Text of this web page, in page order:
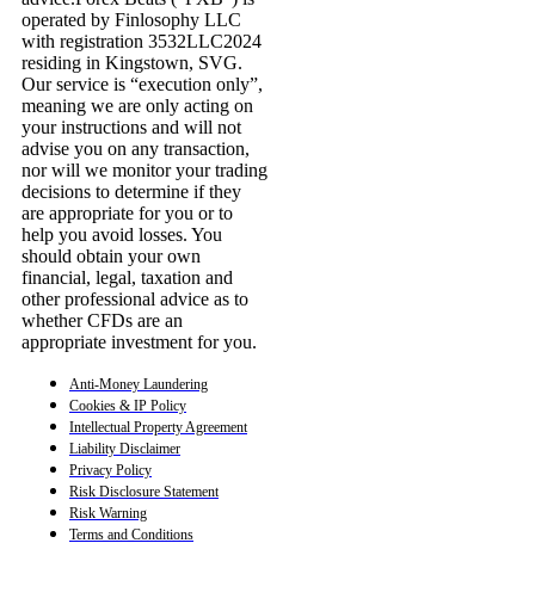
operated by Finlosophy LLC
with registration 3532LLC2024
residing in Kingstown, SVG.
Our service is “execution only”,
meaning we are only acting on
your instructions and will not
advise you on any transaction,
nor will we monitor your trading
decisions to determine if they
are appropriate for you or to
help you avoid losses. You
should obtain your own
financial, legal, taxation and
other professional advice as to
whether CFDs are an
appropriate investment for you.
Anti-Money Laundering
Cookies & IP Policy
Intellectual Property Agreement
Liability Disclaimer
Privacy Policy
Risk Disclosure Statement
Risk Warning
Terms and Conditions